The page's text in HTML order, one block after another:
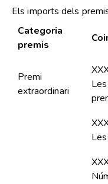
Els imports dels
Categoria
premis
Premi
extraordinari